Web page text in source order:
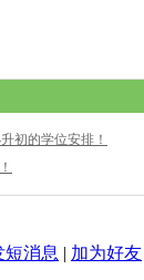
初的学位安排！
短消息 | 加为好友